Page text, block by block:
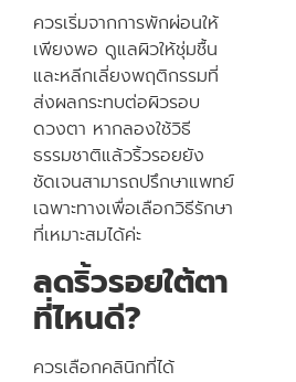
ควรเริ่มจากการพักผ่อนให้
เพียงพอ ดูแลผิวให้ชุ่มชื้น
และหลีกเลี่ยงพฤติกรรมที่
ส่งผลกระทบต่อผิวรอบ
ดวงตา หากลองใช้วิธี
ธรรมชาติแล้วริ้วรอยยัง
ชัดเจนสามารถปรึกษาแพทย์
เฉพาะทางเพื่อเลือกวิธีรักษา
ที่เหมาะสมได้ค่ะ
ลดริ้วรอยใต้ตา
ที่ไหนดี?
ควรเลือกคลินิกที่ได้